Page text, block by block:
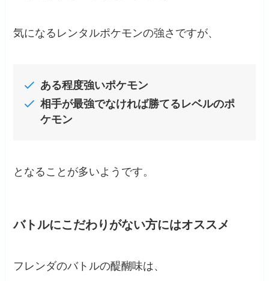
気になるレンタルポケモンの強さですが、
ある程度強いポケモン
相手が最強でなければ勝てるレベルのポ
ケモン
となることが多いようです。
バトルにこだわりがない方にはオススメ
フレンダのバトルの醍醐味は、